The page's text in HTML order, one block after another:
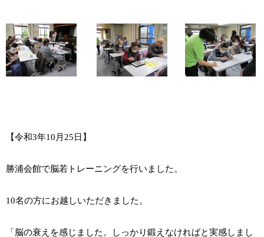
【令和3年10月25日】
勝浦会館で脳若トレーニングを行いました。
10名の方にお越しいただきました。
「脳の衰えを感じました。しっかり鍛えなければと実感しまし